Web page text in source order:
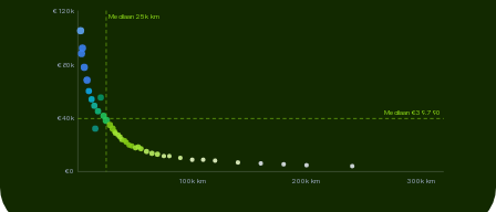
Mediaan 25k km
Mediaan €39.790
€120k
€80k
€40k
€0
100k km
200k km 300k km